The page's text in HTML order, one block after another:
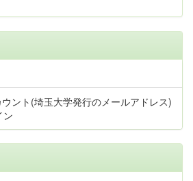
ント(埼玉大学発行のメールアドレス)
ン